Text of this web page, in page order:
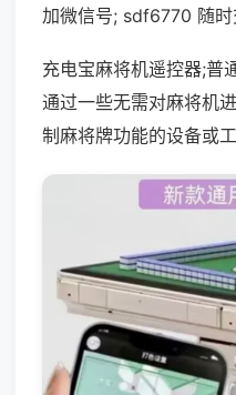
加微信号; sdf6770 随时
充电宝麻将机遥控器;普
通过一些无需对麻将机
制麻将牌功能的设备或工